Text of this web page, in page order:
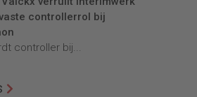
controllerrol bij
controller bij...